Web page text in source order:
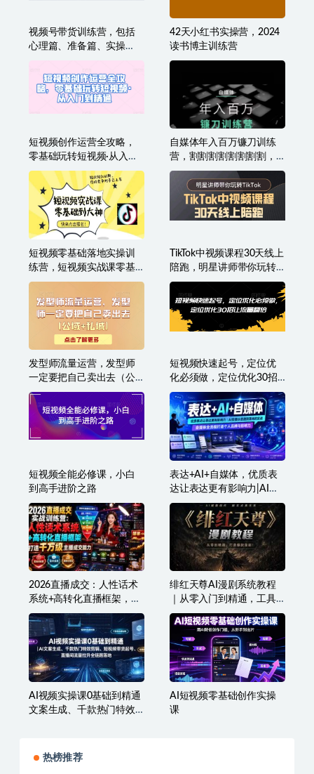
视频号带货训练营，包括
心理篇、准备篇、实操
战干货落地有效
42天小红书实操营，2024
读书博主训练营
短视频创作运营全攻略，
零基础玩转短视频·从入门
到精通
自媒体年入百万镰刀训练
营，割割割割割割割割，
自媒体心法+实操全套流程
短视频零基础落地实操训
练营，短视频实战课零基
础到大神
TikTok中视频课程30天线上
陪跑，明星讲师带你玩转
TikTok
发型师流量运营，发型师
一定要把自己卖出去（公
域+私城）
短视频快速起号，定位优
化必须做，定位优化30招
让流量翻倍
短视频全能必修课，小白
到高手进阶之路
表达+AI+自媒体，优质表
达让表达更有影响力|AI实
操从思路到落地的实战|自
媒体全流程打造个人品牌
与影响力
2026直播成交：人性话术
系统+高转化直播框架，打
造千万级主播成交能力
绯红天尊AI漫剧系统教程
｜从零入门到精通，工具
运用+剧本创作+爆款逻辑
+提示词素材+镜头剪辑，
全套爆款漫剧落地实战课
AI视频实操课0基础到精通
文案生成、千款热门特效
AI短视频零基础创作实操
课
热榜推荐